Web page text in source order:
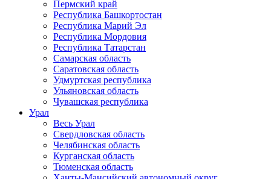
Пермский край
Республика Башкортостан
Республика Марий Эл
Республика Мордовия
Республика Татарстан
Самарская область
Саратовская область
Удмуртская республика
Ульяновская область
Чувашская республика
Урал
Весь Урал
Свердловская область
Челябинская область
Курганская область
Тюменская область